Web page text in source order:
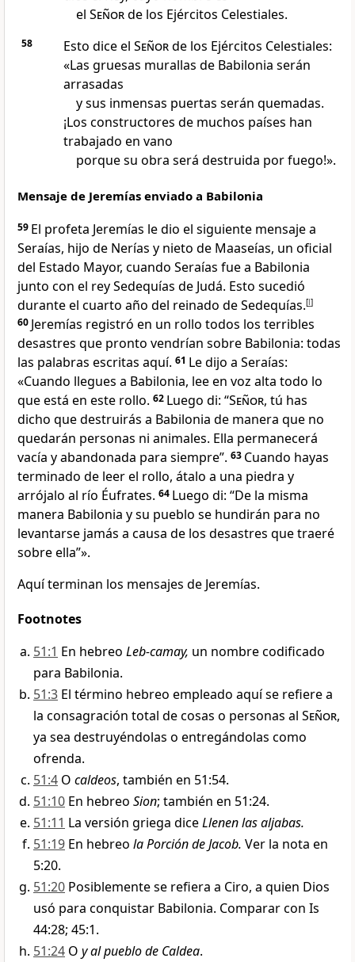
el Señorde los Ejércitos Celestiales.
58 Esto dice el Señorde los Ejércitos Celestiales:
«Las gruesas murallas de Babilonia serán
arrasadas
y sus inmensas puertas serán quemadas.
¡Los constructores de muchos países han
trabajado en vano
porque su obra será destruida por fuego!».
Mensaje de Jeremías enviado a Babilonia
59 El profeta Jeremías le dio el siguiente mensaje a
Seraías, hijo de Nerías y nieto de Maaseías, un oficial
del Estado Mayor, cuando Seraías fue a Babilonia
junto con el rey Sedequías de Judá. Esto sucedió
durante el cuarto año del reinado de Sedequías.[l]
60 Jeremías registró en un rollo todos los terribles
desastres que pronto vendrían sobre Babilonia: todas
las palabras escritas aquí. 61 Le dijo a Seraías:
«Cuando llegues a Babilonia, lee en voz alta todo lo
que está en este rollo. 62 Luego di: “Señor, tú has
dicho que destruirás a Babilonia de manera que no
quedarán personas ni animales. Ella permanecerá
vacía y abandonada para siempre”. 63 Cuando hayas
terminado de leer el rollo, átalo a una piedra y
arrójalo al río Éufrates. 64 Luego di: “De la misma
manera Babilonia y su pueblo se hundirán para no
levantarse jamás a causa de los desastres que traeré
sobre ella”».
Aquí terminan los mensajes de Jeremías.
Footnotes
51:1 En hebreo Leb-camay, un nombre codificado
para Babilonia.
51:3 El término hebreo empleado aquí se refiere a
la consagración total de cosas o personas al Señor,
ya sea destruyéndolas o entregándolas como
ofrenda.
51:4 O caldeos, también en 51:54.
51:10 En hebreo Sion; también en 51:24.
51:11 La versión griega diceLlenen las aljabas.
51:19 En hebreo la Porción de Jacob. Ver la nota en
5:20.
51:20 Posiblemente se refiera a Ciro, a quien Dios
usó para conquistar Babilonia. Comparar con Is
44:28; 45:1.
51:24 O y al pueblo de Caldea.